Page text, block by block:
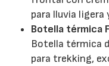
para lluvia ligera
Botella térmica
Botella térmica
para trekking,